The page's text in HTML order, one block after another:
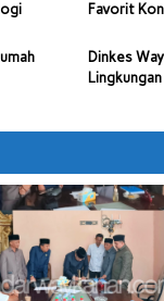
Favorit
Dinkes
Lingkungan